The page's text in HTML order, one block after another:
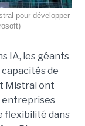
pour développer
IA, les géants
de
Mistral ont
entreprises
flexibilité dans